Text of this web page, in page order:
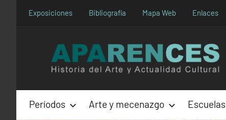
Exposiciones Bibliografía Mapa Web Enlaces
Períodos Arte y mecenazgo Escuelas